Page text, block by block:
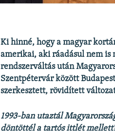
Ki hinné, hogy a magyar
amerikai, aki ráadásul nem is
rendszerváltás után
Szentpétervár között
szerkesztett, rövidített
1993-ban utaztál
döntöttél a tartós ittlét